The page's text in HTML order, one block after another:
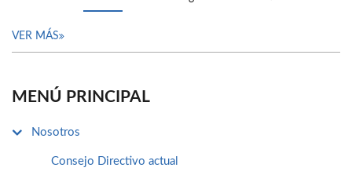
VER MÁS
MENÚ PRINCIPAL
Nosotros
Consejo Directivo actual